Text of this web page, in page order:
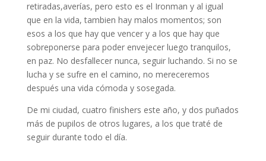
retiradas,averías, pero esto es el Ironman y al igual
que en la vida, tambien hay malos momentos; son
esos a los que hay que vencer y a los que hay que
sobreponerse para poder envejecer luego tranquilos,
en paz. No desfallecer nunca, seguir luchando. Si no se
lucha y se sufre en el camino, no mereceremos
después una vida cómoda y sosegada.
De mi ciudad, cuatro finishers este año, y dos puñados
más de pupilos de otros lugares, a los que traté de
seguir durante todo el día.